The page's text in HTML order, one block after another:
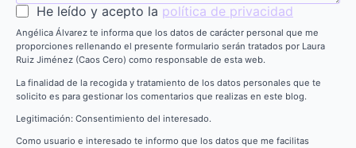
He leído y acepto la política de privacidad
Angélica Álvarez te informa que los datos de carácter personal que me
proporciones rellenando el presente formulario serán tratados por Laura
Ruiz Jiménez (Caos Cero) como responsable de esta web.
La finalidad de la recogida y tratamiento de los datos personales que te
solicito es para gestionar los comentarios que realizas en este blog.
Legitimación: Consentimiento del interesado.
Como usuario e interesado te informo que los datos que me facilitas